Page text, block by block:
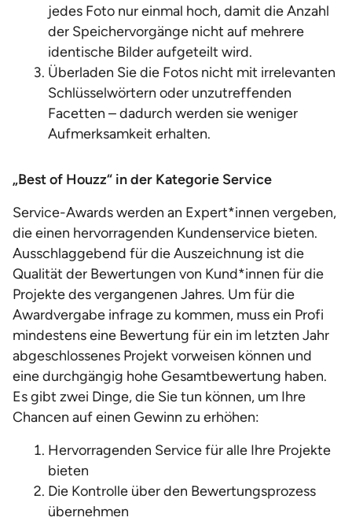
jedes Foto nur einmal hoch, damit die Anzahl
der Speichervorgänge nicht auf mehrere
identische Bilder aufgeteilt wird.
Überladen Sie die Fotos nicht mit irrelevanten
Schlüsselwörtern oder unzutreffenden
Facetten – dadurch werden sie weniger
Aufmerksamkeit erhalten.
„Best of Houzz“ in der Kategorie Service
Service-Awards werden an Expert*innen vergeben,
die einen hervorragenden Kundenservice bieten.
Ausschlaggebend für die Auszeichnung ist die
Qualität der Bewertungen von Kund*innen für die
Projekte des vergangenen Jahres. Um für die
Awardvergabe infrage zu kommen, muss ein Profi
mindestens eine Bewertung für ein im letzten Jahr
abgeschlossenes Projekt vorweisen können und
eine durchgängig hohe Gesamtbewertung haben.
Es gibt zwei Dinge, die Sie tun können, um Ihre
Chancen auf einen Gewinn zu erhöhen:
Hervorragenden Service für alle Ihre Projekte
bieten
Die Kontrolle über den Bewertungsprozess
übernehmen